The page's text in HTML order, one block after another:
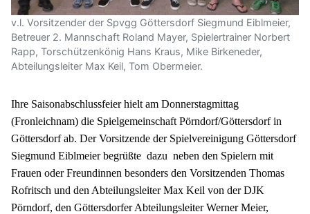
v.l. Vorsitzender der Spvgg Göttersdorf Siegmund Eiblmeier,
Betreuer 2. Mannschaft Roland Mayer, Spielertrainer Norbert
Rapp, Torschützenkönig Hans Kraus, Mike Birkeneder,
Abteilungsleiter Max Keil, Tom Obermeier.
Ihre Saisonabschlussfeier hielt am Donnerstagmittag
(Fronleichnam) die Spielgemeinschaft Pörndorf/Göttersdorf in
Göttersdorf ab. Der Vorsitzende der Spielvereinigung Göttersdorf
Siegmund Eiblmeier begrüßte dazu neben den Spielern mit
Frauen oder Freundinnen besonders den Vorsitzenden Thomas
Rofritsch und den Abteilungsleiter Max Keil von der DJK
Pörndorf, den Göttersdorfer Abteilungsleiter Werner Meier,